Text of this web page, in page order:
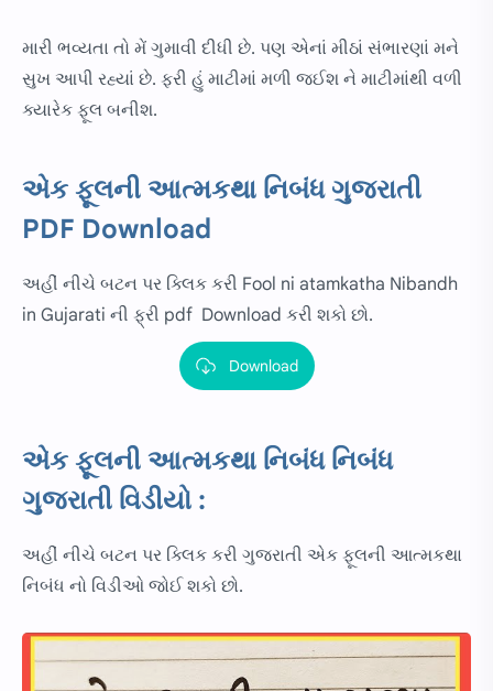
મારી ભવ્યતા તો મેં ગુમાવી દીધી છે. પણ એનાં મીઠાં સંભારણાં મને
સુખ આપી રહ્યાં છે. ફરી હું માટીમાં મળી જઈશ ને માટીમાંથી વળી
ક્યારેક ફૂલ બનીશ.
એક ફૂલની આત્મકથા નિબંધ ગુજરાતી
PDF Download
અહીં નીચે બટન પર ક્લિક કરી Fool ni atamkatha Nibandh
in Gujarati ની ફ્રી pdf Download કરી શકો છો.
Download
એક ફૂલની આત્મકથા નિબંધ નિબંધ
ગુજરાતી વિડીયો :
અહીં નીચે બટન પર ક્લિક કરી ગુજરાતી એક ફૂલની આત્મકથા
નિબંધ નો વિડીઓ જોઈ શકો છો.